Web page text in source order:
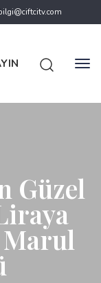
Güzel
Marul